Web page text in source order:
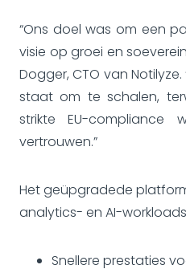
“Ons doel was om een
visie op groei en
Dogger, CTO van
staat om te schalen,
strikte EU-
vertrouwen.”
Het geüpgradede
analytics- en AI-
Snellere prestaties